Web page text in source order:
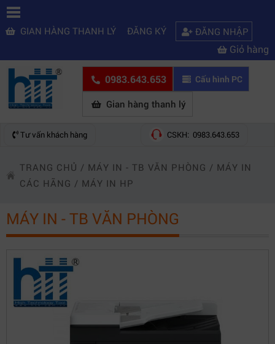
GIAN HÀNG THANH LÝ ĐĂNG KÝ ĐĂNG NHẬP
Giỏ hàng
0983.643.653 Cấu hình PC
Gian hàng thanh lý
Tư vấn khách hàng CSKH: 0983.643.653
TRANG CHỦ / MÁY IN - TB VĂN PHÒNG / MÁY IN
CÁC HÃNG / MÁY IN HP
MÁY IN - TB VĂN PHÒNG